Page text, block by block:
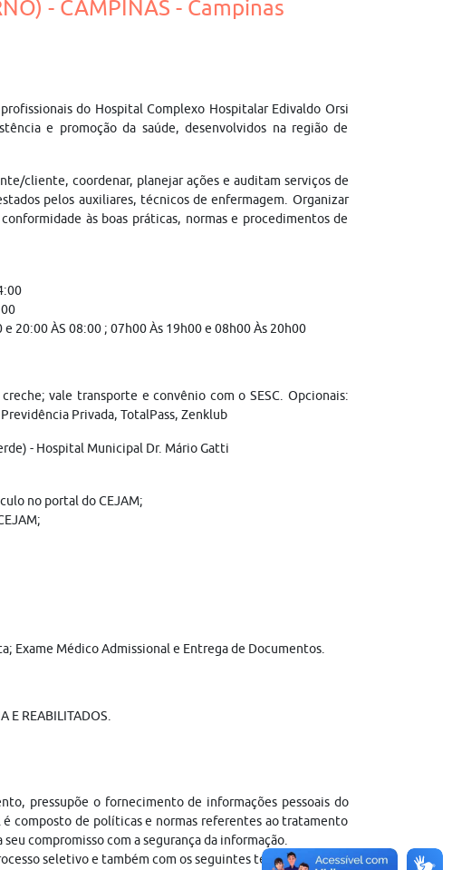
- CAMPINAS - Campinas
do Hospital Complexo Hospitalar Edivaldo Orsi
e promoção da saúde, desenvolvidos na região de
cliente, coordenar, planejar ações e auditam serviços de
pelos auxiliares, técnicos de enfermagem. Organizar
às boas práticas, normas e procedimentos de
20:00 ÀS 08:00 ; 07h00 Às 19h00 e 08h00 Às 20h00
vale transporte e convênio com o SESC. Opcionais:
Privada, TotalPass, Zenklub
- Hospital Municipal Dr. Mário Gatti
no portal do CEJAM;
Exame Médico Admissional e Entrega de Documentos.
E REABILITADOS.
pressupõe o fornecimento de informações pessoais do
é composto de políticas e normas referentes ao tratamento
compromisso com a segurança da informação.
seletivo e também com os seguintes termos: